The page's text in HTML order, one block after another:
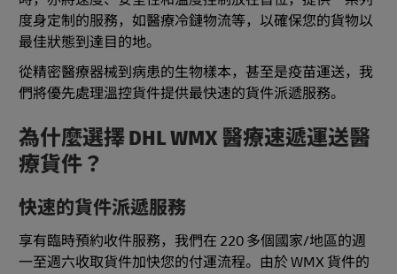
度身定制的服務，如醫療冷鏈物流等，以確保您的貨物以
最佳狀態到達目的地。
從精密醫療器械到病患的生物樣本，甚至是疫苗運送，我
們將優先處理溫控貨件提供最快速的貨件派遞服務。
為什麼選擇 DHL WMX 醫療速遞運送醫
療貨件？
快速的貨件派遞服務
享有臨時預約收件服務，我們在 220 多個國家/地區的週
一至週六收取貨件加快您的付運流程。由於 WMX 貨件的